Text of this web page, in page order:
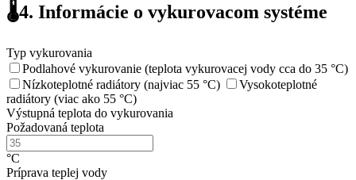
🌡️4. Informácie o vykurovacom systéme
Typ vykurovania
Podlahové vykurovanie (teplota vykurovacej vody cca do 35 °C)
Nízkoteplotné radiátory (najviac 55 °C)
Vysokoteplotné
radiátory (viac ako 55 °C)
Výstupná teplota do vykurovania
Požadovaná teplota
°C
Príprava teplej vody